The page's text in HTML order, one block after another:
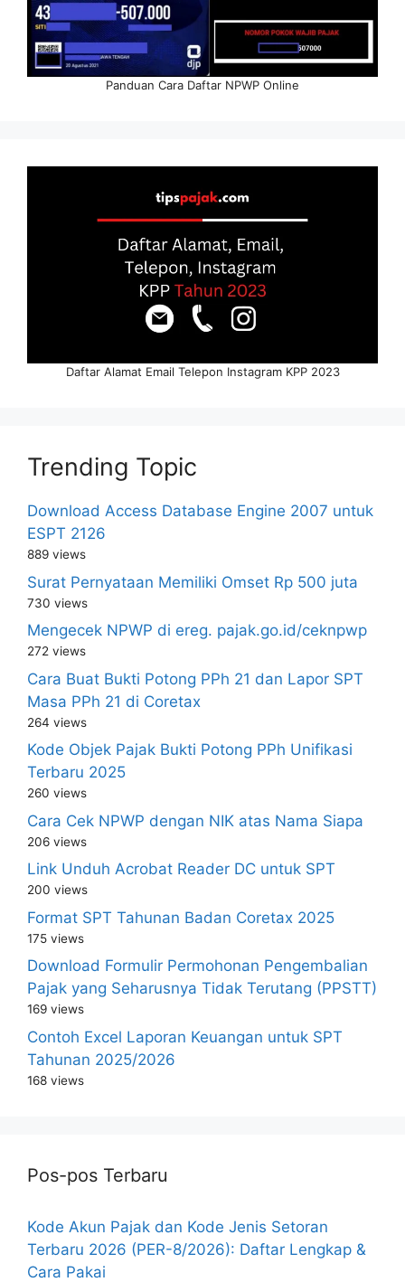
Panduan Cara Daftar NPWP Online
Daftar Alamat Email Telepon Instagram KPP 2023
Trending Topic
Download Access Database Engine 2007 untuk
ESPT 2126
889 views
Surat Pernyataan Memiliki Omset Rp 500 juta
730 views
Mengecek NPWP di ereg. pajak.go.id/ceknpwp
272 views
Cara Buat Bukti Potong PPh 21 dan Lapor SPT
Masa PPh 21 di Coretax
264 views
Kode Objek Pajak Bukti Potong PPh Unifikasi
Terbaru 2025
260 views
Cara Cek NPWP dengan NIK atas Nama Siapa
206 views
Link Unduh Acrobat Reader DC untuk SPT
200 views
Format SPT Tahunan Badan Coretax 2025
175 views
Download Formulir Permohonan Pengembalian
Pajak yang Seharusnya Tidak Terutang (PPSTT)
169 views
Contoh Excel Laporan Keuangan untuk SPT
Tahunan 2025/2026
168 views
Pos-pos Terbaru
Kode Akun Pajak dan Kode Jenis Setoran
Terbaru 2026 (PER-8/2026): Daftar Lengkap &
Cara Pakai